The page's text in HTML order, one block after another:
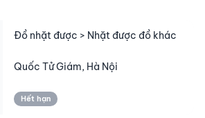
Đồ nhặt được > Nhặt được đồ khác
Quốc Tử Giám, Hà Nội
Hết hạn